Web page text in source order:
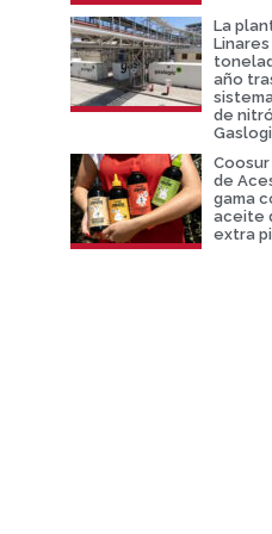
La
año
de
Coosur
de
gama
aceite
extra